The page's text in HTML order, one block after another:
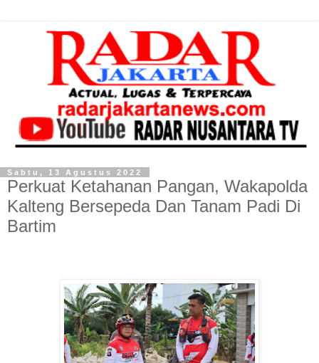
Sabtu, 13 Agustus 2022
Perkuat Ketahanan Pangan, Wakapolda
Kalteng Bersepeda Dan Tanam Padi Di
Bartim